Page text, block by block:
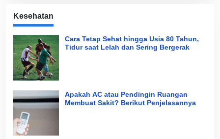
Kesehatan
Cara Tetap Sehat hingga Usia 80 Tahun,
Tidur saat Lelah dan Sering Bergerak
Apakah AC atau Pendingin Ruangan
Membuat Sakit? Berikut Penjelasannya